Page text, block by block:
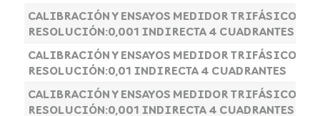
CALIBRACIÓN Y ENSAYOS MEDIDOR TRIFÁSICO
RESOLUCIÓN:0,001 INDIRECTA 4 CUADRANTES
CALIBRACIÓN Y ENSAYOS MEDIDOR TRIFÁSICO
RESOLUCIÓN:0,01 INDIRECTA 4 CUADRANTES
CALIBRACIÓN Y ENSAYOS MEDIDOR TRIFÁSICO
RESOLUCIÓN:0,001 INDIRECTA 4 CUADRANTES